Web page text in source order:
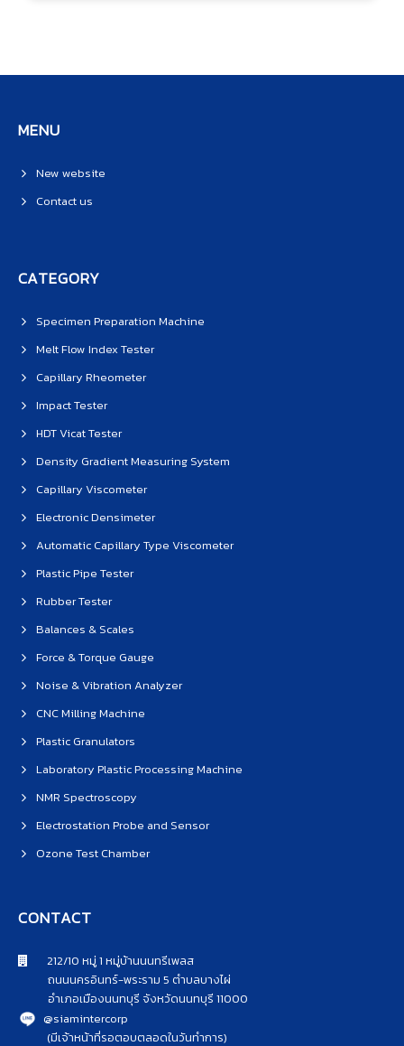
MENU
New website
Contact us
CATEGORY
Specimen Preparation Machine
Melt Flow Index Tester
Capillary Rheometer
Impact Tester
HDT Vicat Tester
Density Gradient Measuring System
Capillary Viscometer
Electronic Densimeter
Automatic Capillary Type Viscometer
Plastic Pipe Tester
Rubber Tester
Balances & Scales
Force & Torque Gauge
Noise & Vibration Analyzer
CNC Milling Machine
Plastic Granulators
Laboratory Plastic Processing Machine
NMR Spectroscopy
Electrostation Probe and Sensor
Ozone Test Chamber
CONTACT
212/10 หมู่ 1 หมู่บ้านนนทรีเพลส
ถนนนครอินทร์-พระราม 5 ตำบลบางไผ่
อำเภอเมืองนนทบุรี จังหวัดนนทบุรี 11000
@siamintercorp
(มีเจ้าหน้าที่รอตอบตลอดในวันทำการ)